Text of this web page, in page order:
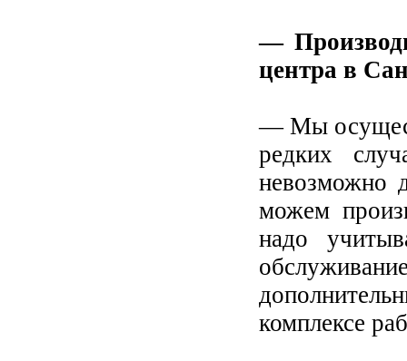
—
центра в
— Мы
редких
невозможно
можем
надо
комплексе